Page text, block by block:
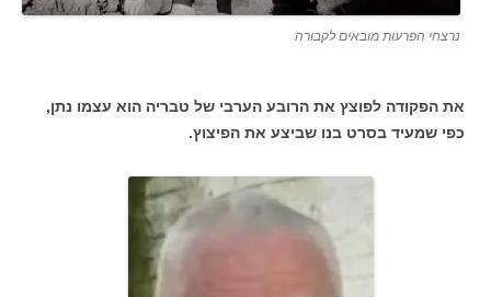
נרצחי הפרעות מובאים לקבורה
את הפקודה לפוצץ את הרובע הערבי של טבריה הוא עצמו נתן,
כפי שמעיד בסרט בנו שביצע את הפיצוץ.